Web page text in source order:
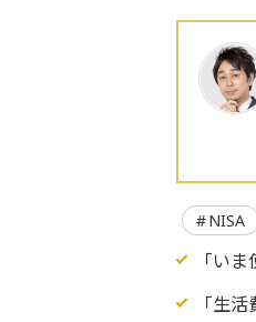
NISA
「い
「生